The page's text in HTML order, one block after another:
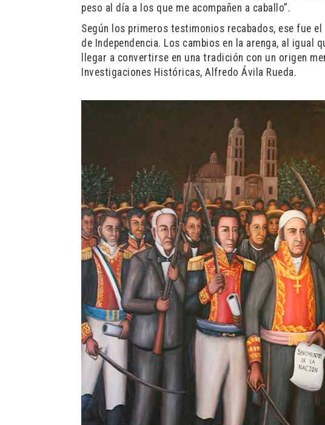
peso al día a los que me acompañen a caballo”.
Según los primeros testimonios recabados, ese fue
de Independencia. Los cambios en la arenga, al igual
llegar a convertirse en una tradición con un origen
Investigaciones Históricas, Alfredo Ávila Rueda.